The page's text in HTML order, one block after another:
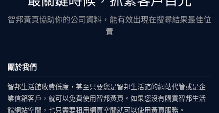
智邦黃頁協助你的公司資料，能有效出現在搜尋結果最佳位
置
關於我們
智邦生活館收費低廉，甚至只要您是智邦生活館的網站代管或是企
業信箱客戶，就可以免費使用智邦黃頁。如果您沒有購買智邦生活
館網站空間，也只需要租用網頁空間就可以使用黃頁服務。